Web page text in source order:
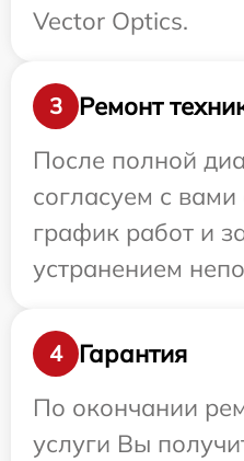
Vector Optics.
3
Ремонт
После полной
согласуем с вами
график работ и
устранением
4
Гарантия
По окончании
услуги Вы